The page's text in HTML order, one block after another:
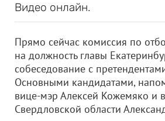
Видео онлайн.
Прямо сейчас комиссия по
на должность главы
собеседование с
Основными кандидатами,
вице-мэр Алексей Кожемяко и
Свердловской области